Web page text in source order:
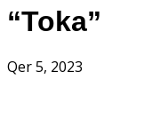
“Toka”
Qer 5, 2023